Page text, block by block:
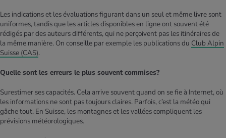
Les indications et les évaluations figurant dans un seul et même livre sont
uniformes, tandis que les articles disponibles en ligne ont souvent été
rédigés par des auteurs différents, qui ne perçoivent pas les itinéraires de
la même manière. On conseille par exemple les publications du Club Alpin
Suisse (CAS).
Quelle sont les erreurs le plus souvent commises?
Surestimer ses capacités. Cela arrive souvent quand on se fie à Internet, où
les informations ne sont pas toujours claires. Parfois, c’est la météo qui
gâche tout. En Suisse, les montagnes et les vallées compliquent les
prévisions météorologiques.